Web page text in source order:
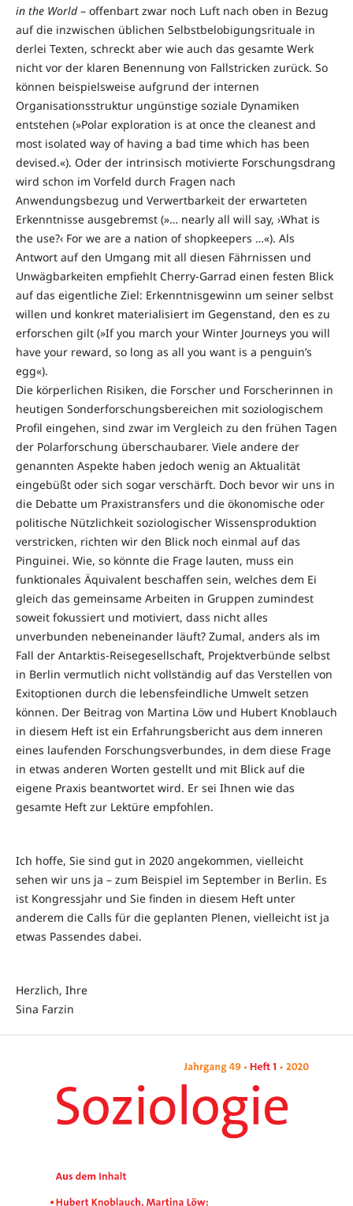
in the World– offenbart zwar noch Luft nach oben in Bezug
auf die inzwischen üblichen Selbstbelobigungsrituale in
derlei Texten, schreckt aber wie auch das gesamte Werk
nicht vor der klaren Benennung von Fallstricken zurück. So
können beispielsweise aufgrund der internen
Organisationsstruktur ungünstige soziale Dynamiken
entstehen (»Polar exploration is at once the cleanest and
most isolated way of having a bad time which has been
devised.«). Oder der intrinsisch motivierte Forschungsdrang
wird schon im Vorfeld durch Fragen nach
Anwendungsbezug und Verwertbarkeit der erwarteten
Erkenntnisse ausgebremst (»… nearly all will say, ›What is
the use?‹ For we are a nation of shopkeepers …«). Als
Antwort auf den Umgang mit all diesen Fährnissen und
Unwägbarkeiten empfiehlt Cherry-Garrad einen festen Blick
auf das eigentliche Ziel: Erkenntnisgewinn um seiner selbst
willen und konkret materialisiert im Gegenstand, den es zu
erforschen gilt (»If you march your Winter Journeys you will
have your reward, so long as all you want is a penguin’s
egg«).
Die körperlichen Risiken, die Forscher und Forscherinnen in
heutigen Sonderforschungsbereichen mit soziologischem
Profil eingehen, sind zwar im Vergleich zu den frühen Tagen
der Polarforschung überschaubarer. Viele andere der
genannten Aspekte haben jedoch wenig an Aktualität
eingebüßt oder sich sogar verschärft. Doch bevor wir uns in
die Debatte um Praxistransfers und die ökonomische oder
politische Nützlichkeit soziologischer Wissensproduktion
verstricken, richten wir den Blick noch einmal auf das
Pinguinei. Wie, so könnte die Frage lauten, muss ein
funktionales Äquivalent beschaffen sein, welches dem Ei
gleich das gemeinsame Arbeiten in Gruppen zumindest
soweit fokussiert und motiviert, dass nicht alles
unverbunden nebeneinander läuft? Zumal, anders als im
Fall der Antarktis-Reisegesellschaft, Projektverbünde selbst
in Berlin vermutlich nicht vollständig auf das Verstellen von
Exitoptionen durch die lebensfeindliche Umwelt setzen
können. Der Beitrag von Martina Löw und Hubert Knoblauch
in diesem Heft ist ein Erfahrungsbericht aus dem inneren
eines laufenden Forschungsverbundes, in dem diese Frage
in etwas anderen Worten gestellt und mit Blick auf die
eigene Praxis beantwortet wird. Er sei Ihnen wie das
gesamte Heft zur Lektüre empfohlen.
Ich hoffe, Sie sind gut in 2020 angekommen, vielleicht
sehen wir uns ja – zum Beispiel im September in Berlin. Es
ist Kongressjahr und Sie finden in diesem Heft unter
anderem die Calls für die geplanten Plenen, vielleicht ist ja
etwas Passendes dabei.
Herzlich, Ihre
Sina Farzin